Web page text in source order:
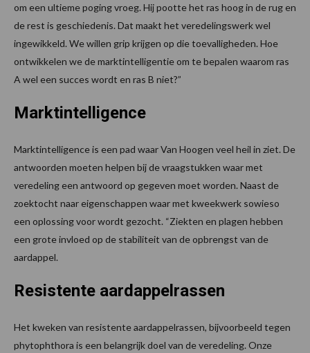
om een ultieme poging vroeg. Hij pootte het ras hoog in de rug en
de rest is geschiedenis. Dat maakt het veredelingswerk wel
ingewikkeld. We willen grip krijgen op die toevalligheden. Hoe
ontwikkelen we de marktintelligentie om te bepalen waarom ras
A wel een succes wordt en ras B niet?”
Marktintelligence
Marktintelligence is een pad waar Van Hoogen veel heil in ziet. De
antwoorden moeten helpen bij de vraagstukken waar met
veredeling een antwoord op gegeven moet worden. Naast de
zoektocht naar eigenschappen waar met kweekwerk sowieso
een oplossing voor wordt gezocht. “Ziekten en plagen hebben
een grote invloed op de stabiliteit van de opbrengst van de
aardappel.
Resistente aardappelrassen
Het kweken van resistente aardappelrassen, bijvoorbeeld tegen
phytophthora is een belangrijk doel van de veredeling. Onze